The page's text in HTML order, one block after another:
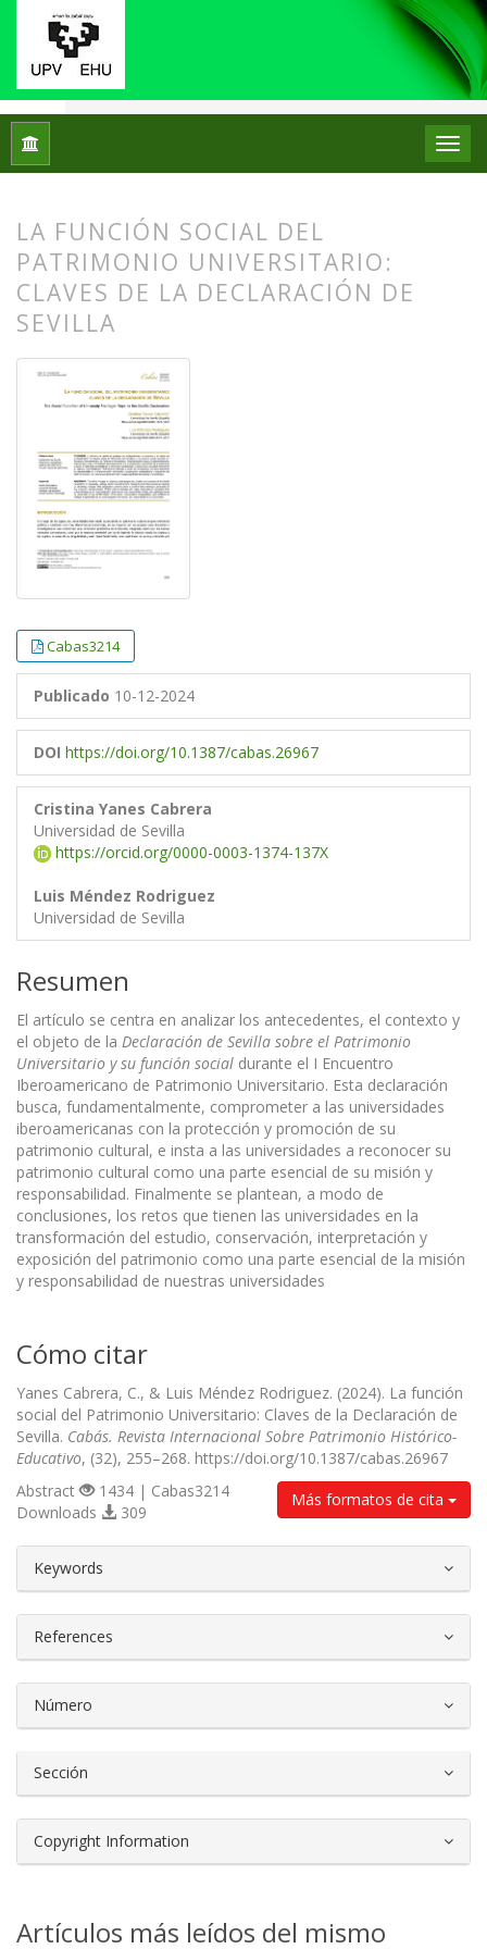
Inicio
LA FUNCIÓN SOCIAL DEL
PATRIMONIO UNIVERSITARIO:
CLAVES DE LA DECLARACIÓN DE
SEVILLA
Cabas3214
Publicado 10-12-2024
DOI https://doi.org/10.1387/cabas.26967
Cristina Yanes Cabrera
Universidad de Sevilla
https://orcid.org/0000-0003-1374-137X
Luis Méndez Rodriguez
Universidad de Sevilla
Resumen
El artículo se centra en analizar los antecedentes, el contexto y
el objeto de la Declaración de Sevilla sobre el Patrimonio
Universitario y su función social durante el I Encuentro
Iberoamericano de Patrimonio Universitario. Esta declaración
busca, fundamentalmente, comprometer a las universidades
iberoamericanas con la protección y promoción de su
patrimonio cultural, e insta a las universidades a reconocer su
patrimonio cultural como una parte esencial de su misión y
responsabilidad. Finalmente se plantean, a modo de
conclusiones, los retos que tienen las universidades en la
transformación del estudio, conservación, interpretación y
exposición del patrimonio como una parte esencial de la misión
y responsabilidad de nuestras universidades
Cómo citar
Yanes Cabrera, C., & Luis Méndez Rodriguez. (2024). La función
social del Patrimonio Universitario: Claves de la Declaración de
Sevilla. Cabás. Revista Internacional Sobre Patrimonio Histórico-
Educativo, (32), 255–268. https://doi.org/10.1387/cabas.26967
Más formatos de cita
Abstract
1434 | Cabas3214
Downloads
309
Keywords
References
Número
Sección
Copyright Information
Artículos más leídos del mismo